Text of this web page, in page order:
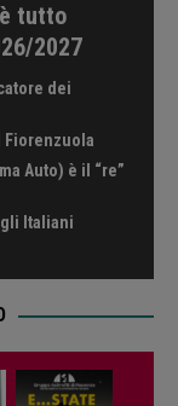
tutto
2027
dei
Fiorenzuola
Auto) è il “re”
Italiani